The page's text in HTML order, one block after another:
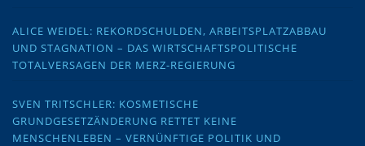
ALICE WEIDEL: REKORDSCHULDEN, ARBEITSPLATZABBAU
UND STAGNATION – DAS WIRTSCHAFTSPOLITISCHE
TOTALVERSAGEN DER MERZ-REGIERUNG
SVEN TRITSCHLER: KOSMETISCHE
GRUNDGESETZÄNDERUNG RETTET KEINE
MENSCHENLEBEN – VERNÜNFTIGE POLITIK UND